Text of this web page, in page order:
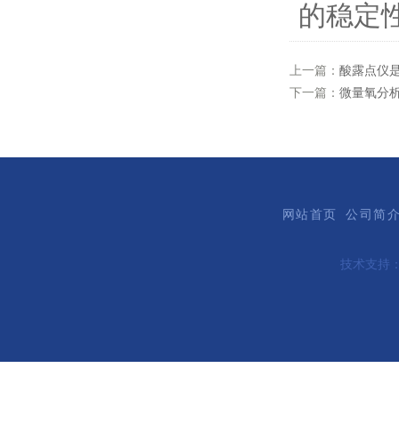
的稳定
上一篇： 酸露点仪
下一篇： 微量氧分
网站首页 公司简
技术支持